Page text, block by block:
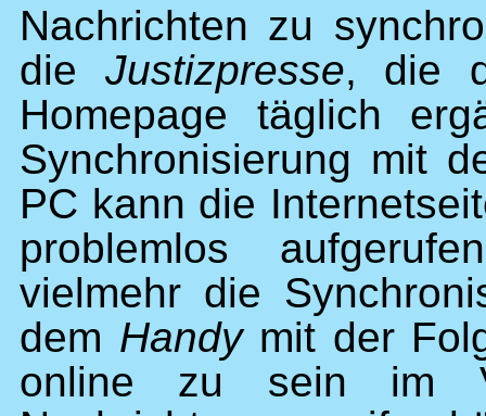
Nachrichten zu
die Justizpresse, die
Homepage täglich
Synchronisierung mit
PC kann die
problemlos
vielmehr die
dem Handymit der
online zu sein im